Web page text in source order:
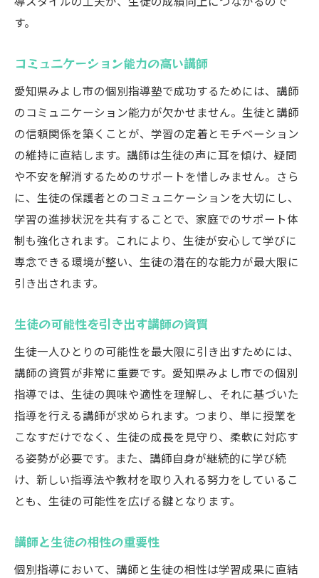
す。
コミュニケーション能力の高い講師
愛知県みよし市の個別指導塾で成功するためには、講師
のコミュニケーション能力が欠かせません。生徒と講師
の信頼関係を築くことが、学習の定着とモチベーション
の維持に直結します。講師は生徒の声に耳を傾け、疑問
や不安を解消するためのサポートを惜しみません。さら
に、生徒の保護者とのコミュニケーションを大切にし、
学習の進捗状況を共有することで、家庭でのサポート体
制も強化されます。これにより、生徒が安心して学びに
専念できる環境が整い、生徒の潜在的な能力が最大限に
引き出されます。
生徒の可能性を引き出す講師の資質
生徒一人ひとりの可能性を最大限に引き出すためには、
講師の資質が非常に重要です。愛知県みよし市での個別
指導では、生徒の興味や適性を理解し、それに基づいた
指導を行える講師が求められます。つまり、単に授業を
こなすだけでなく、生徒の成長を見守り、柔軟に対応す
る姿勢が必要です。また、講師自身が継続的に学び続
け、新しい指導法や教材を取り入れる努力をしているこ
とも、生徒の可能性を広げる鍵となります。
講師と生徒の相性の重要性
個別指導において、講師と生徒の相性は学習成果に直結